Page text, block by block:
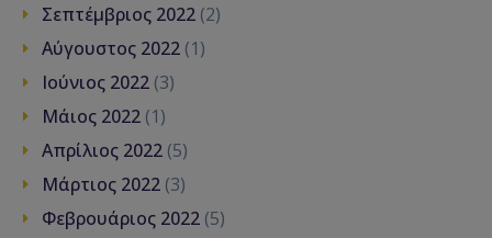
Σεπτέμβριος 2022 (2)
Αύγουστος 2022 (1)
Ιούνιος 2022 (3)
Μάιος 2022 (1)
Απρίλιος 2022 (5)
Μάρτιος 2022 (3)
Φεβρουάριος 2022 (5)